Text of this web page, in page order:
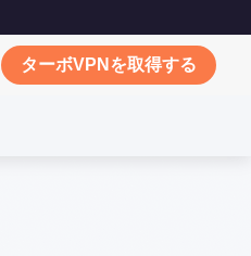
ターボVPNを取得する